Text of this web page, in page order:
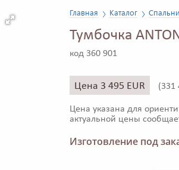
Главная Каталог Спальни
Тумбочка
код 360 901
Цена 3 495 EUR (331
Цена указана для
актуальной цены
Изготовление под